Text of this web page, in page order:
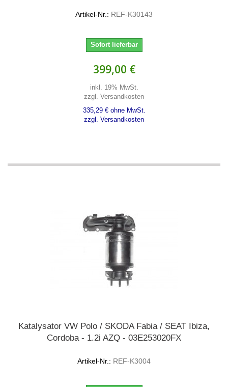
Artikel-Nr.: REF-K30143
Sofort lieferbar
399,00 €
inkl. 19% MwSt.
zzgl. Versandkosten
335,29 € ohne MwSt.
zzgl. Versandkosten
Katalysator VW Polo / SKODA Fabia / SEAT Ibiza,
Cordoba - 1.2i AZQ - 03E253020FX
Artikel-Nr.: REF-K3004